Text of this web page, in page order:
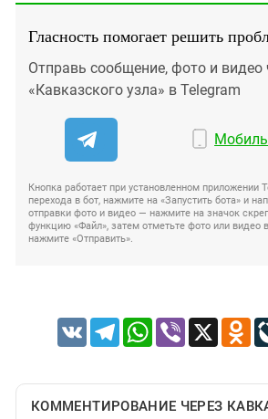
Гласность помогает решить
Отправь сообщение, фото и видео
«Кавказского узла» в Telegram
Кнопка работает при установленном приложении
перехода в бот, нажмите на «Запустить бота» и
отправки фото и видео — нажмите на значок
функцию «Файл», затем отметьте фото или видео
нажмите «Отправить».
VK TelegramWhatsApp
Viber X
КОММЕНТИРОВАНИЕ ЧЕРЕЗ